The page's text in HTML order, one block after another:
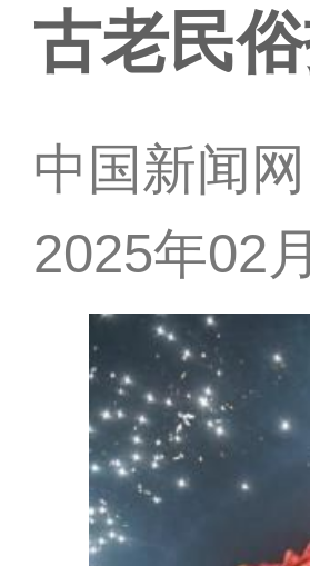
古老民
中国新闻
2025年02